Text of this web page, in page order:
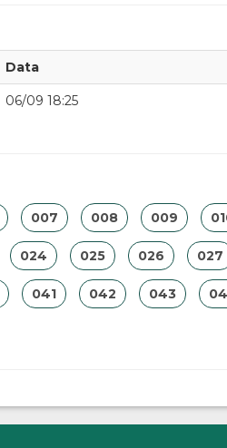
Data
06/09 18:25
007 008 009
024 025 026 027
041 042 043